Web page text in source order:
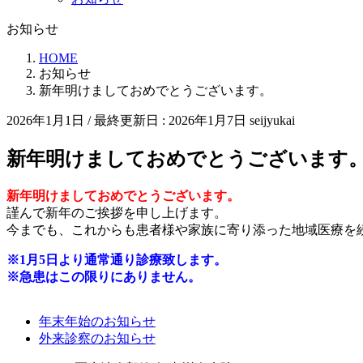
お知らせ
HOME
お知らせ
新年明けましておめでとうございます。
2026年1月1日 / 最終更新日 : 2026年1月7日 seijyukai
新年明けましておめでとうございます。
新年明けましておめでとうございます。
謹んで新年のご挨拶を申し上げます。
今までも、これからも患者様や家族に寄り添った地域医療を
※1月5日より通常通り診療致します。
※急患はこの限りにありません。
年末年始のお知らせ
外来診察のお知らせ